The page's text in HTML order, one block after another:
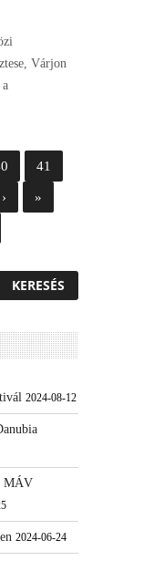
Várjon
41
› »
2024-08-12
MÁV
2024-06-24